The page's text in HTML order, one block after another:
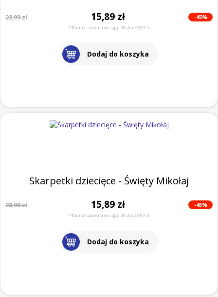
28,99 zł 15,89 zł -45%
*Najniższa cena w ciągu 30 dni 28,99 zł
Dodaj do koszyka
Skarpetki dziecięce - Święty Mikołaj
28,99 zł 15,89 zł -45%
*Najniższa cena w ciągu 30 dni 28,99 zł
Dodaj do koszyka